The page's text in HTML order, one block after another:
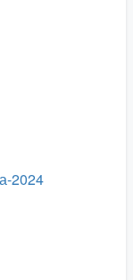
2024